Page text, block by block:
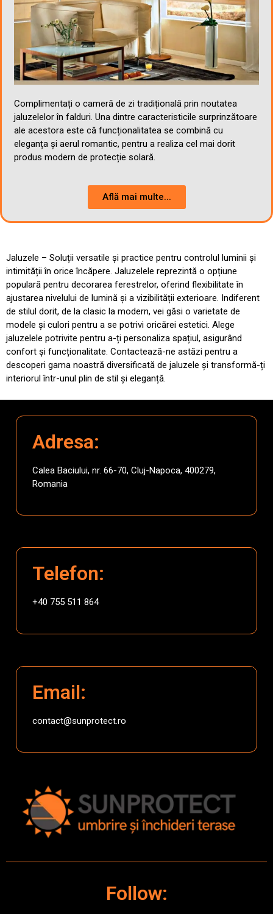
Complimentați o cameră de zi tradițională prin noutatea
jaluzelelor în falduri. Una dintre caracteristicile surprinzătoare
ale acestora este că funcționalitatea se combină cu
eleganța și aerul romantic, pentru a realiza cel mai dorit
produs modern de protecție solară.
Află mai multe...
Jaluzele – Soluții versatile și practice pentru controlul luminii și
intimității în orice încăpere. Jaluzelele reprezintă o opțiune
populară pentru decorarea ferestrelor, oferind flexibilitate în
ajustarea nivelului de lumină și a vizibilității exterioare. Indiferent
de stilul dorit, de la clasic la modern, vei găsi o varietate de
modele și culori pentru a se potrivi oricărei estetici. Alege
jaluzelele potrivite pentru a-ți personaliza spațiul, asigurând
confort și funcționalitate. Contactează-ne astăzi pentru a
descoperi gama noastră diversificată de jaluzele și transformă-ți
interiorul într-unul plin de stil și eleganță.
Adresa:
Calea Baciului, nr. 66-70, Cluj-Napoca, 400279,
Romania
Telefon:
+40 755 511 864
Email:
contact@sunprotect.ro
Follow: